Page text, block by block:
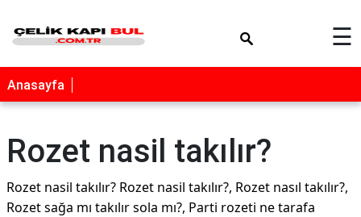
☰
Anasayfa
Rozet nasil takılır?
Rozet nasil takılır? Rozet nasil takılır?, Rozet nasıl takılır?,
Rozet sağa mı takılır sola mı?, Parti rozeti ne tarafa